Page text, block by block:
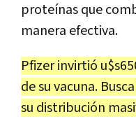
proteínas que
manera efectiva.
Pfizer invirtió
de su vacuna.
su distribución